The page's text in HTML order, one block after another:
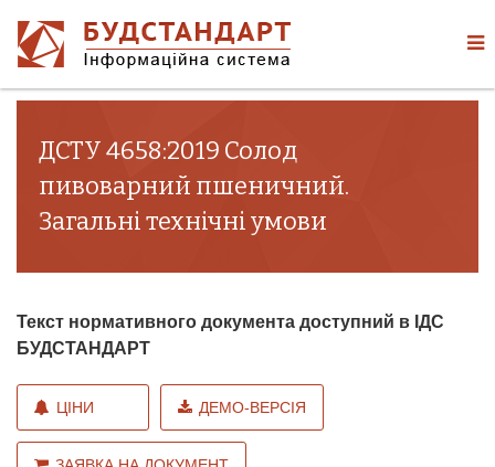
ДСТУ 4658:2019 Солод
пивоварний пшеничний.
Загальні технічні умови
Текст нормативного документа доступний в ІДС
БУДСТАНДАРТ
ЦІНИ ДЕМО-ВЕРСІЯ